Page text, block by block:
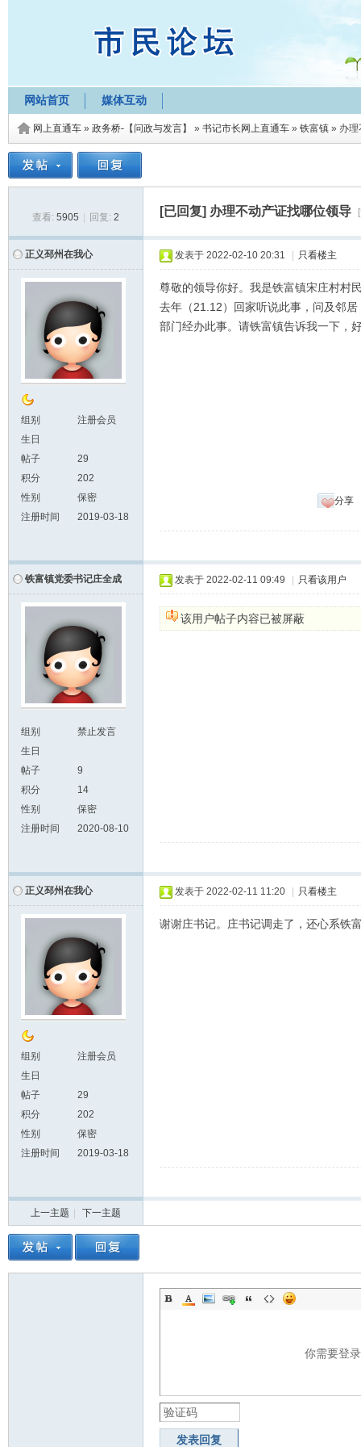
网站首页 媒体互动
网上直通车 » 政务桥-【问政与发言】 » 书记市长网上直通车 » 铁富镇 » 办
查看: 5905 回复: 2 [已回复] 办理不动产证找哪位领导
正义邳州在我心
组别
注册会员
生日
帖子
29
积分
202
性别
保密
注册时间
2019-03-18
发表于 2022-02-10 20:31 只看楼主
尊敬的领导你好。我是铁富镇宋庄村村
去年（21.12）回家听说此事，问及邻
部门经办此事。请铁富镇告诉我一下，
分享
铁富镇党委书记庄全成
组别
禁止发言
生日
帖子
9
积分
14
性别
保密
注册时间
2020-08-10
发表于 2022-02-11 09:49 只看该用户
该用户帖子内容已被屏蔽
正义邳州在我心
组别
注册会员
生日
帖子
29
积分
202
性别
保密
注册时间
2019-03-18
发表于 2022-02-11 11:20 只看楼主
谢谢庄书记。庄书记调走了，还心系铁
上一主题 下一主题
你需要登
发表回复